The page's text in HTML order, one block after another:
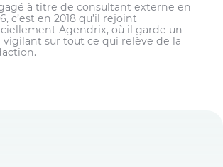
à titre de consultant externe en
c’est en 2018 qu’il rejoint
Agendrix, où il garde un
sur tout ce qui relève de la